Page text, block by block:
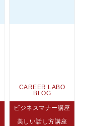
CAREER LABO
BLOG
ビジネスマナー講座
美しい話し方講座